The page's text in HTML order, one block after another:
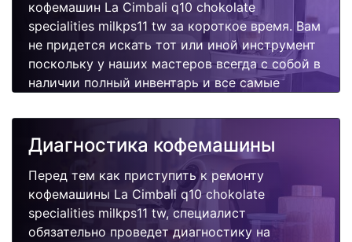
кофемашин La Cimbali q10 chokolate
specialities milkps11 tw за короткое время. Вам
не придется искать тот или иной инструмент
поскольку у наших мастеров всегда с собой в
наличии полный инвентарь и все самые
кофемашины. Отремонтируем быстро,
качественно и недорого.
Диагностика кофемашины
Перед тем как приступить к ремонту
кофемашины La Cimbali q10 chokolate
specialities milkps11 tw, специалист
обязательно проведет диагностику на